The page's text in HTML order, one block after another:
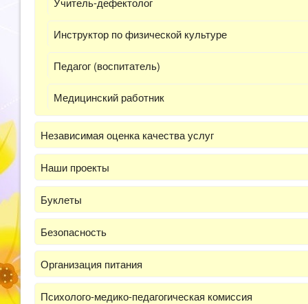
Инструктор по физической культуре
Педагог (воспитатель)
Медицинский работник
Независимая оценка качества услуг
Наши проекты
Буклеты
Безопасность
Организация питания
Психолого-медико-педагогическая комиссия